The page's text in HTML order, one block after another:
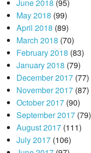
June 2018 (95)
May 2018 (99)
April 2018 (89)
March 2018 (70)
February 2018 (83)
January 2018 (79)
December 2017(77)
November 2017(87)
October 2017(90)
September 2017(79)
August 2017(111)
July 2017(106)